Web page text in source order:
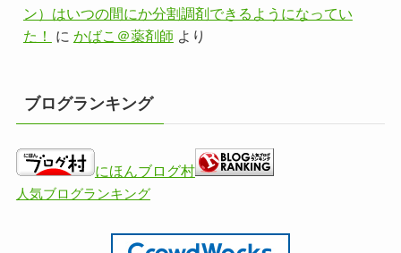
ン）はいつの間にか分割調剤できるようになってい
た！
に かばこ＠薬剤師 より
ブログランキング
にほんブログ村
人気ブログランキング